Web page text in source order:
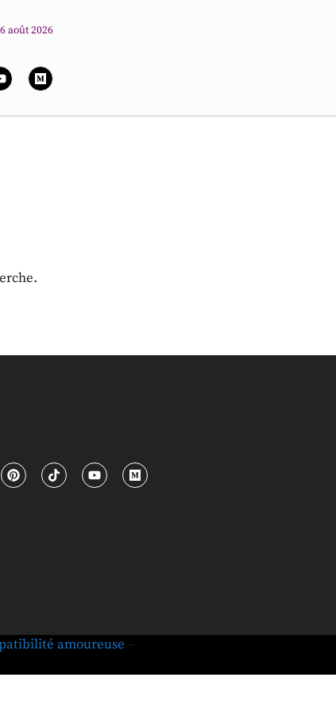
août 2026
amoureuse –